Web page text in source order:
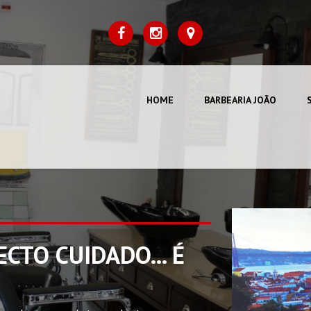
HOME BARBEARIA JOÃO
CLIENTES
MARCA
CUIDADO... É
TODAS AS